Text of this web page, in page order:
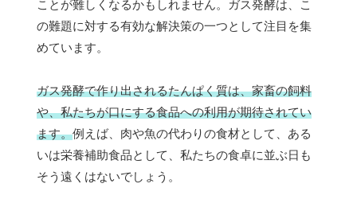
ことが難しくなるかもしれません。ガス発酵は、こ
の難題に対する有効な解決策の一つとして注目を集
めています。
ガス発酵で作り出されるたんぱく質は、家畜の飼料
や、私たちが口にする食品への利用が期待されてい
ます。例えば、肉や魚の代わりの食材として、ある
いは栄養補助食品として、私たちの食卓に並ぶ日も
そう遠くはないでしょう。